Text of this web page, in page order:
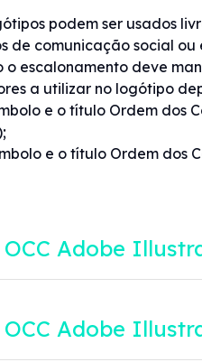
podem ser usados
de comunicação social
o escalonamento deve
a utilizar no logótipo
e o título Ordem dos
e o título Ordem dos
Adobe
Adobe